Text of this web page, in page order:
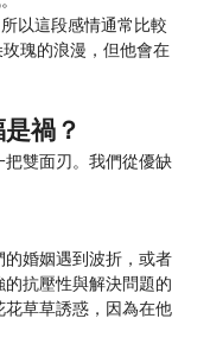
以這段感情通常比較
瑰的浪漫，但他會在
禍？
把雙面刃。我們從優缺
的婚姻遇到波折，或者
抗壓性與解決問題的
草草誘惑，因為在他